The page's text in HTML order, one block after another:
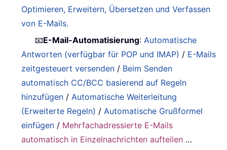
Optimieren, Erweitern, Übersetzen und Verfassen
von E-Mails.
📧E-Mail-Automatisierung: Automatische
Antworten (verfügbar für POP und IMAP) / E-Mails
zeitgesteuert versenden / Beim Senden
automatisch CC/BCC basierend auf Regeln
hinzufügen / Automatische Weiterleitung
(Erweiterte Regeln) / Automatische Grußformel
einfügen / Mehrfachadressierte E-Mails
automatisch in Einzelnachrichten aufteilen …